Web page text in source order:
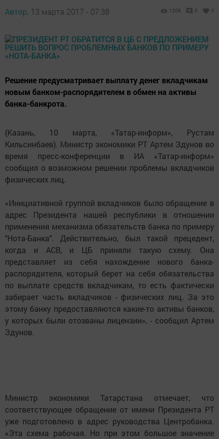
Автор, 13 марта 2017 - 07:38 1206 0 0
Решение предусматривает выплату денег вкладчикам
новым банком-распорядителем в обмен на активы
банка-банкрота.
(Казань, 10 марта, «Татар-информ», Рустам
Кильсинбаев). Министр экономики РТ Артем Здунов во
время пресс-конференции в ИА «Татар-информ»
сообщил о возможном решении проблемы вкладчиков
физических лиц.
«Инициативной группой вкладчиков было обращение в
адрес Президента нашей республики в отношении
применения механизма обязательств банка по примеру
"Нота-Банка". Действительно, был такой прецедент,
когда и АСВ, и ЦБ приняли такую схему. Она
представляет из себя нахождение нового банка-
распорядителя, который берет на себя обязательства
по выплате средств вкладчикам, то есть фактически
забирает часть вкладчиков - физических лиц. За это
этому банку предоставляются какие-то активы банков,
у которых были отозваны лицензии», - сообщил Артем
Здунов.
Министр экономики Татарстана отмечает, что
соответствующее обращение от имени Президента РТ
уже подготовлено в адрес руководства Центробанка.
«Эта схема рабочая. Но при этом большое значение